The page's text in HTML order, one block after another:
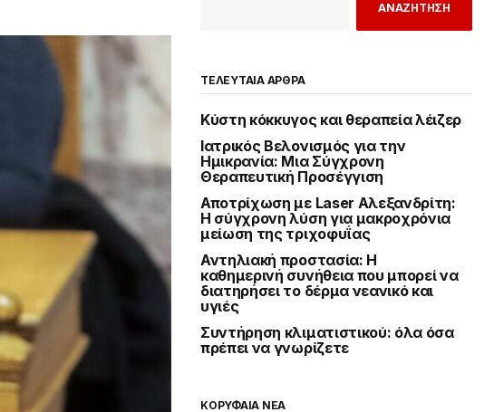
ΑΝΑΖΗΤΗΣΗ
ΤΕΛΕΥΤΑΙΑ ΑΡΘΡΑ
Κύστη κόκκυγος και θεραπεία λέιζερ
Ιατρικός Βελονισμός για την
Ημικρανία: Μια Σύγχρονη
Θεραπευτική Προσέγγιση
Αποτρίχωση με Laser Αλεξανδρίτη:
Η σύγχρονη λύση για μακροχρόνια
μείωση της τριχοφυΐας
Αντηλιακή προστασία: Η
καθημερινή συνήθεια που μπορεί να
διατηρήσει το δέρμα νεανικό και
υγιές
Συντήρηση κλιματιστικού: όλα όσα
πρέπει να γνωρίζετε
ΚΟΡΥΦΑΙΑ ΝΕΑ